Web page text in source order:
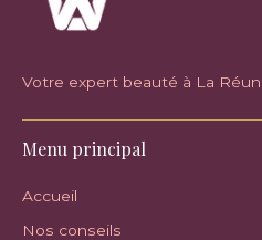
Votre expert beauté à La
Menu principal
Accueil
Nos conseils